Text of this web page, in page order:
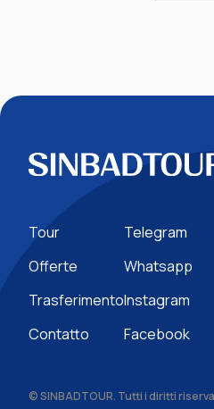
Tour
Offerte
Trasferimento
Contatto
Telegram
Whatsapp
Instagram
Facebook
© SINBADTOUR. Tutti i diritti